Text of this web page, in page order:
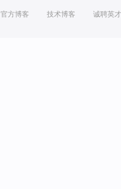
官方博客 技术博客 诚聘英才